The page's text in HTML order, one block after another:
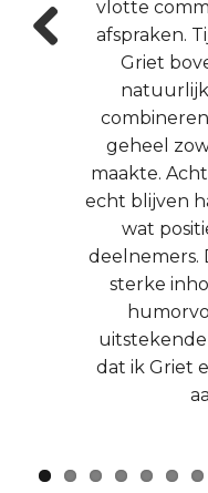
vlotte
afspraken.
Griet
geheel
maakte.
echt blijven
wat
deelnemers.
sterke
dat ik Griet